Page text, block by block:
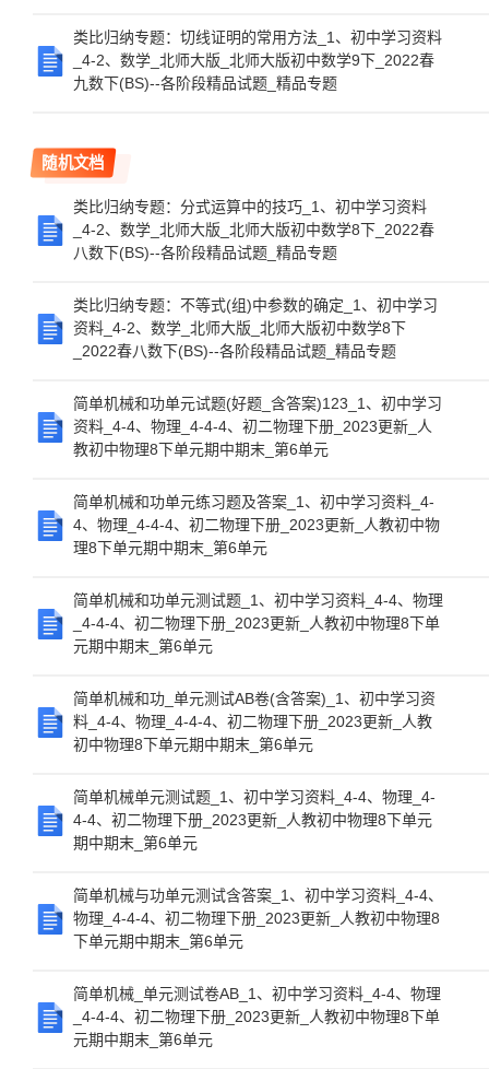
类比归纳专题：切线证明的常用方法_1、初中学习资料
_4-2、数学_北师大版_北师大版初中数学9下_2022春
九数下(BS)--各阶段精品试题_精品专题
随机文档
类比归纳专题：分式运算中的技巧_1、初中学习资料
_4-2、数学_北师大版_北师大版初中数学8下_2022春
八数下(BS)--各阶段精品试题_精品专题
类比归纳专题：不等式(组)中参数的确定_1、初中学习
资料_4-2、数学_北师大版_北师大版初中数学8下
_2022春八数下(BS)--各阶段精品试题_精品专题
简单机械和功单元试题(好题_含答案)123_1、初中学习
资料_4-4、物理_4-4-4、初二物理下册_2023更新_人
教初中物理8下单元期中期末_第6单元
简单机械和功单元练习题及答案_1、初中学习资料_4-
4、物理_4-4-4、初二物理下册_2023更新_人教初中物
理8下单元期中期末_第6单元
简单机械和功单元测试题_1、初中学习资料_4-4、物理
_4-4-4、初二物理下册_2023更新_人教初中物理8下单
元期中期末_第6单元
简单机械和功_单元测试AB卷(含答案)_1、初中学习资
料_4-4、物理_4-4-4、初二物理下册_2023更新_人教
初中物理8下单元期中期末_第6单元
简单机械单元测试题_1、初中学习资料_4-4、物理_4-
4-4、初二物理下册_2023更新_人教初中物理8下单元
期中期末_第6单元
简单机械与功单元测试含答案_1、初中学习资料_4-4、
物理_4-4-4、初二物理下册_2023更新_人教初中物理8
下单元期中期末_第6单元
简单机械_单元测试卷AB_1、初中学习资料_4-4、物理
_4-4-4、初二物理下册_2023更新_人教初中物理8下单
元期中期末_第6单元